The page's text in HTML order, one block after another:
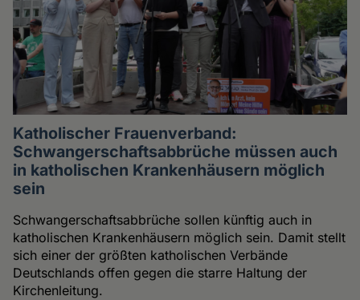
Katholischer Frauenverband:
Schwangerschaftsabbrüche müssen auch
in katholischen Krankenhäusern möglich
sein
Schwangerschaftsabbrüche sollen künftig auch in
katholischen Krankenhäusern möglich sein. Damit stellt
sich einer der größten katholischen Verbände
Deutschlands offen gegen die starre Haltung der
Kirchenleitung.